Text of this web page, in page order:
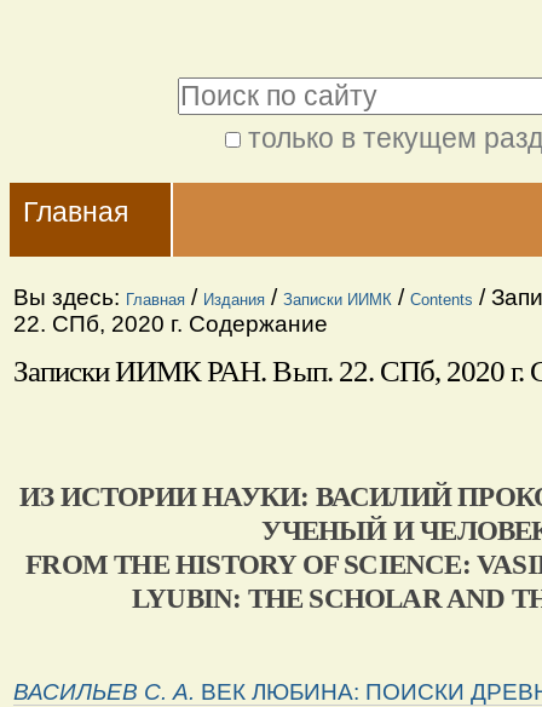
содержимому.
Перейти
навигации
только в текущем
поиск
Navigation
Главная
Вы здесь: Главная / Издания / Записки ИИМК / Contents /
22. СПб, 2020 г. Содержание
Записки ИИМК РАН. Вып. 22. СПб, 2020 г.
ИЗ ИСТОРИИ НАУКИ: ВАСИЛИЙ
УЧЕНЫЙ И
FROM THE HISTORY OF SCIENCE:
LYUBIN: THE SCHOLAR AND
ВАСИЛЬЕВ С. А. ВЕК ЛЮБИНА: ПОИСКИ